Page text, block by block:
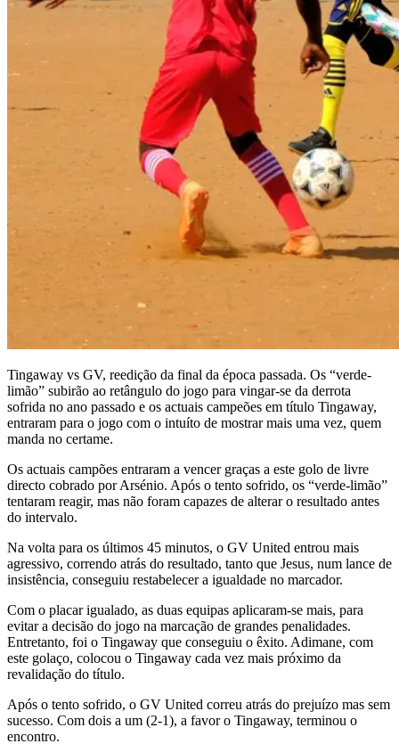
Tingaway vs GV, reedição da final da época passada. Os “verde-
limão” subirão ao retângulo do jogo para vingar-se da derrota
sofrida no ano passado e os actuais campeões em título Tingaway,
entraram para o jogo com o intuíto de mostrar mais uma vez, quem
manda no certame.
Os actuais campões entraram a vencer graças a este golo de livre
directo cobrado por Arsénio. Após o tento sofrido, os “verde-limão”
tentaram reagir, mas não foram capazes de alterar o resultado antes
do intervalo.
Na volta para os últimos 45 minutos, o GV United entrou mais
agressivo, correndo atrás do resultado, tanto que Jesus, num lance de
insistência, conseguiu restabelecer a igualdade no marcador.
Com o placar igualado, as duas equipas aplicaram-se mais, para
evitar a decisão do jogo na marcação de grandes penalidades.
Entretanto, foi o Tingaway que conseguiu o êxito. Adimane, com
este golaço, colocou o Tingaway cada vez mais próximo da
revalidação do título.
Após o tento sofrido, o GV United correu atrás do prejuízo mas sem
sucesso. Com dois a um (2-1), a favor o Tingaway, terminou o
encontro.